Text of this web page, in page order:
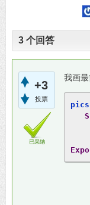
3 个回答
+3
投票
已采纳
我画
pics